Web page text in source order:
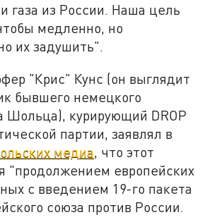
газа из России. Наша цель
медленно, но
их задушить".
"Крис" Кунс (он выглядит
бывшего немецкого
Шольца), курирующий DROP
партии, заявлял в
медиа, что этот
"продолжением европейских
с введением 19-го пакета
союза против России.